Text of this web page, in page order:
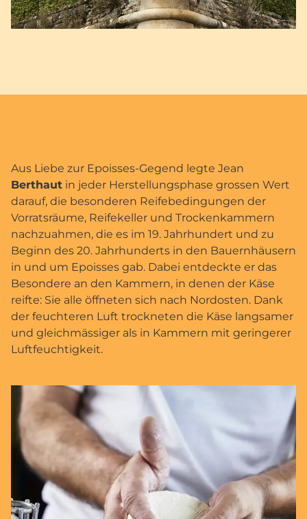
Aus Liebe zur Epoisses-Gegend legte Jean
Berthaut in jeder Herstellungsphase grossen Wert
darauf, die besonderen Reifebedingungen der
Vorratsräume, Reifekeller und Trockenkammern
nachzuahmen, die es im 19. Jahrhundert und zu
Beginn des 20. Jahrhunderts in den Bauernhäusern
in und um Epoisses gab. Dabei entdeckte er das
Besondere an den Kammern, in denen der Käse
reifte: Sie alle öffneten sich nach Nordosten. Dank
der feuchteren Luft trockneten die Käse langsamer
und gleichmässiger als in Kammern mit geringerer
Luftfeuchtigkeit.